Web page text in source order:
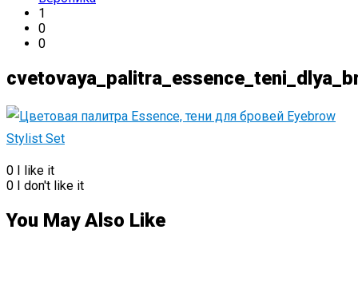
1
0
0
0 I like it
0 I don't like it
You May Also Like